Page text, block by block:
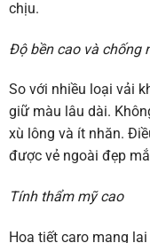
chịu.
Độ bền cao và chống
So với nhiều loại vải
giữ màu lâu dài.
xù lông và ít nhăn.
được vẻ ngoài đẹp
Tính thẩm mỹ cao
Họa tiết caro mang